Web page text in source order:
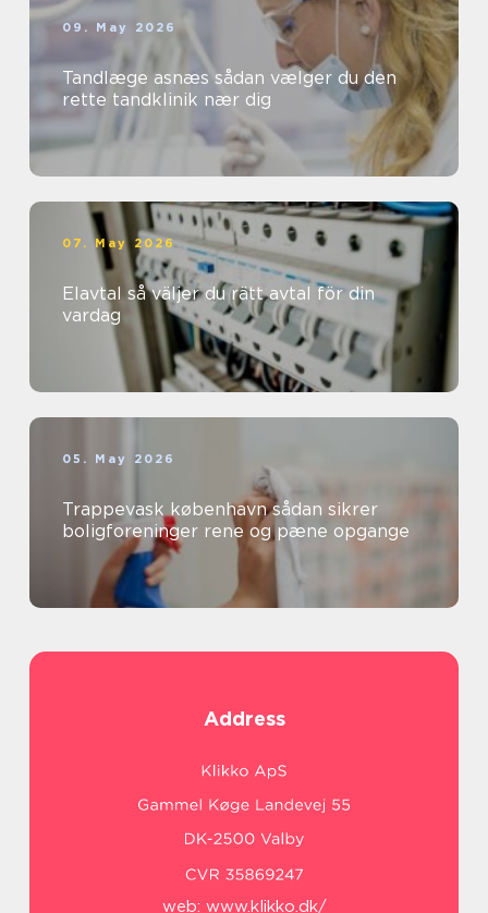
09. May 2026
Tandlæge asnæs sådan vælger du den
rette tandklinik nær dig
07. May 2026
Elavtal så väljer du rätt avtal för din
vardag
05. May 2026
Trappevask københavn sådan sikrer
boligforeninger rene og pæne opgange
Address
web: www.klikko.dk/